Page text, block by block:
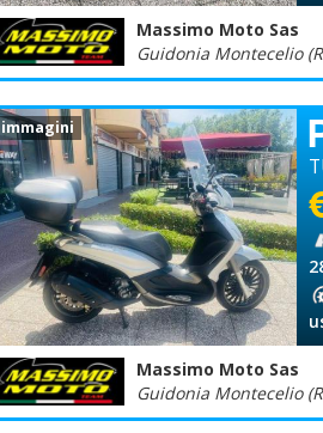
Massimo Moto Sas
Guidonia Montecelio
immagini
Massimo Moto Sas
Guidonia Montecelio